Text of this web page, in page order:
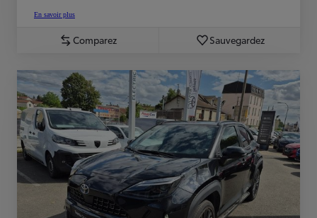
En savoir plus
Comparez Sauvegardez